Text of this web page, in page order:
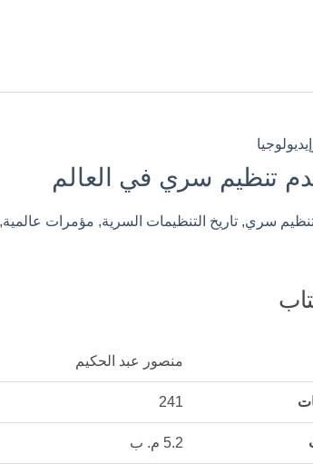
تنظيم سري في العالم
تنظيم سري, تاريخ التنظيمات السرية, مؤمرات عالمية,
منصور عبد الحكيم
241
5.2 م. ب